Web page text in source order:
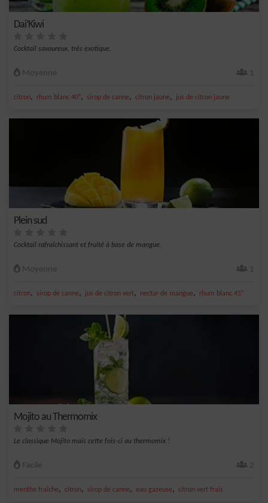
Dai’Kiwi
Cocktail savoureux, très exotique.
Moyenne 1
citron, rhum blanc 40°, sirop de canne, citron jaune, jus de citron jaune
Plein sud
Cocktail rafraîchissant et fruité à base de mangue.
Moyenne 1
citron, sirop de canne, jus de citron vert, nectar de mangue, rhum blanc 45°
Mojito au Thermomix
Le classique Mojito mais cette fois-ci au thermomix !
Facile 2
menthe fraîche, citron, sirop de canne, eau gazeuse, citron vert frais